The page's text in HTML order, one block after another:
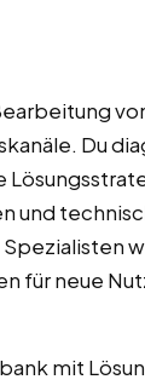
Du
für neue
mit